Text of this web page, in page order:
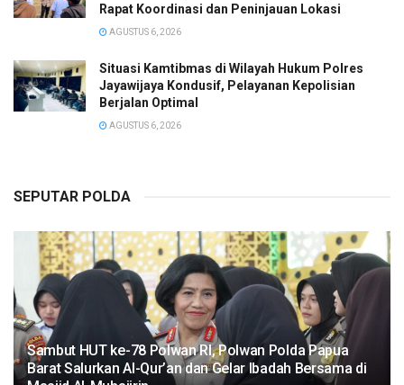
Rapat Koordinasi dan Peninjauan Lokasi
AGUSTUS 6, 2026
Situasi Kamtibmas di Wilayah Hukum Polres
Jayawijaya Kondusif, Pelayanan Kepolisian
Berjalan Optimal
AGUSTUS 6, 2026
SEPUTAR POLDA
Sambut HUT ke-78 Polwan RI, Polwan Polda Papua
Barat Salurkan Al-Qur’an dan Gelar Ibadah Bersama di